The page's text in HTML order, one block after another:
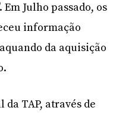
Julho passado, os
informação
da aquisição
TAP, através de